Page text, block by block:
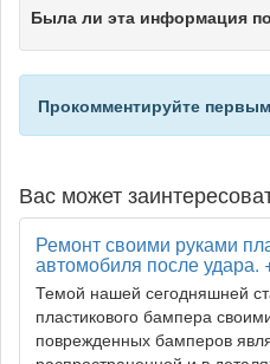
Была ли эта информация
Прокомментируйте
Вас может
Ремонт своими руками
автомобиля после удара.
Темой нашей сегодняшней
пластикового бампера
поврежденных бамперов